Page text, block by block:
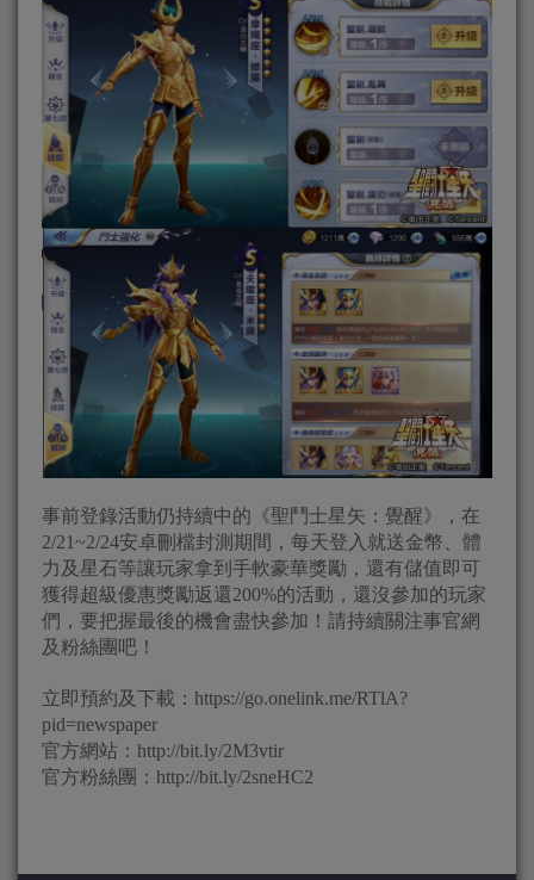
事前登錄活動仍持續中的《聖鬥士星矢：覺醒》，在
2/21~2/24安卓刪檔封測期間，每天登入就送金幣、體
力及星石等讓玩家拿到手軟豪華獎勵，還有儲值即可
獲得超級優惠獎勵返還200%的活動，還沒參加的玩家
們，要把握最後的機會盡快參加！請持續關注事官網
及粉絲團吧！
立即預約及下載：https://go.onelink.me/RTlA?
pid=newspaper
官方網站：http://bit.ly/2M3vtir
官方粉絲團：http://bit.ly/2sneHC2